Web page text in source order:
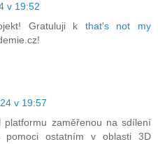
v 19:52
Gratuluji k that's not my
v 19:57
zaměřenou na sdílení
pomoci ostatním v oblasti 3D